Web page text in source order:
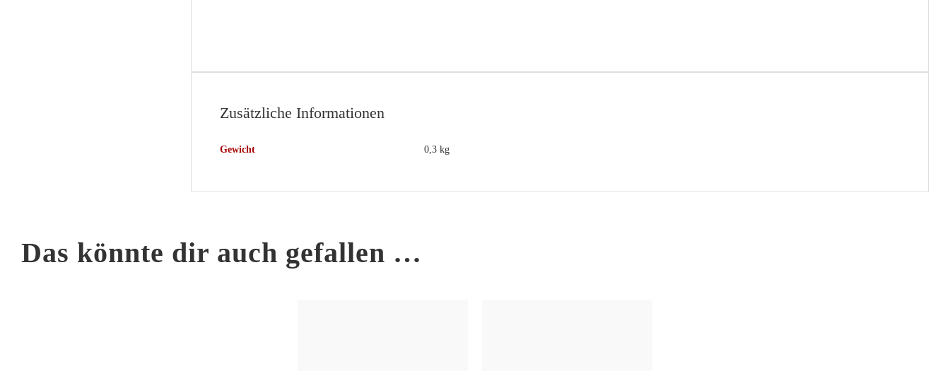
Zusätzliche Informationen
Gewicht 0,3 kg
Das könnte dir auch gefallen …